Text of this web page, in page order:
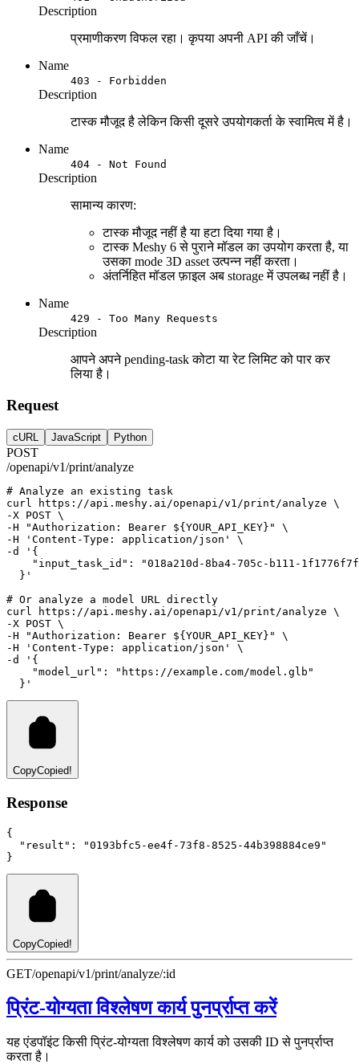
Description
प्रमाणीकरण विफल रहा। कृपया अपनी API की जाँचें।
Name
403 - Forbidden
Description
टास्क मौजूद है लेकिन किसी दूसरे उपयोगकर्ता के स्वामित्व में है।
Name
404 - Not Found
Description
सामान्य कारण:
टास्क मौजूद नहीं है या हटा दिया गया है।
टास्क Meshy 6 से पुराने मॉडल का उपयोग करता है, या
उसका mode 3D asset उत्पन्न नहीं करता।
अंतर्निहित मॉडल फ़ाइल अब storage में उपलब्ध नहीं है।
Name
429 - Too Many Requests
Description
आपने अपने pending-task कोटा या रेट लिमिट को पार कर
लिया है।
Request
cURL JavaScript Python
POST
/openapi/v1/print/analyze
# Analyze an existing task
curl
https://api.meshy.ai/openapi/v1/print/analyze \
-X POST \
-H
"Authorization: Bearer ${YOUR_API_KEY}"
\
-H
'Content-Type: application/json'
\
-d
'{
"input_task_id": "018a210d-8ba4-705c-b111-
  }'
# Or analyze a model URL directly
curl
https://api.meshy.ai/openapi/v1/print/analyze \
-X POST \
-H
"Authorization: Bearer ${YOUR_API_KEY}"
\
-H
'Content-Type: application/json'
\
-d
'{
    "model_url": "https://example.com/model.glb"
  }'
CopyCopied!
Response
{
"result" :
"0193bfc5-ee4f-73f8-8525-44b398884ce9"
}
CopyCopied!
GET/openapi/v1/print/analyze/:id
प्रिंट-योग्यता विश्लेषण कार्य पुनर्प्राप्त करें
यह एंडपॉइंट किसी प्रिंट-योग्यता विश्लेषण कार्य को उसकी ID से पुनर्प्राप्त
करता है।